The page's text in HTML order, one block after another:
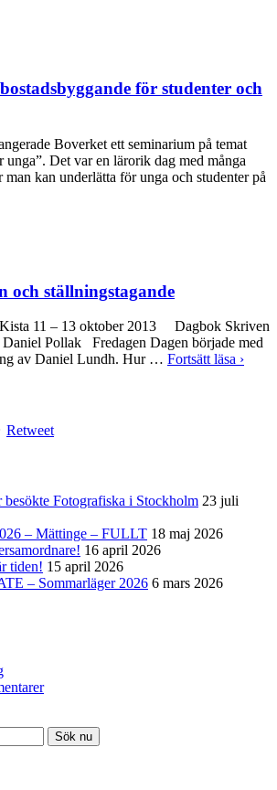
för studenter och
Boverket ett seminarium på temat
unga”. Det var en lärorik dag med många
kan underlätta för unga och studenter på
och ställningstagande
Kista 11 – 13 oktober 2013 Dagbok Skriven
Pollak Fredagen Dagen började med
av Daniel Lundh. Hur … Fortsätt läsa ›
Retweet
Fotografiska i Stockholm 23 juli
– Mättinge – FULLT 18 maj 2026
16 april 2026
tiden! 15 april 2026
– Sommarläger 2026 6 mars 2026
Sök nu